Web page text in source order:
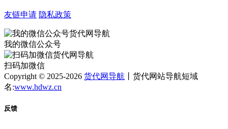
友链申请 隐私政策
我的微信公众号
扫码加微信
Copyright © 2025-2026 货代网导航 丨货代网站导航短域
名:www.hdwz.cn
反馈